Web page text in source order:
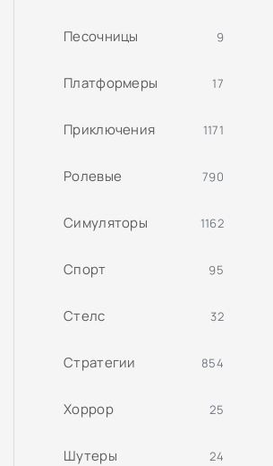
Песочницы 9
Платформеры 17
Приключения 1171
Ролевые 790
Симуляторы 1162
Спорт 95
Стелс 32
Стратегии 854
Хоррор 25
Шутеры 24